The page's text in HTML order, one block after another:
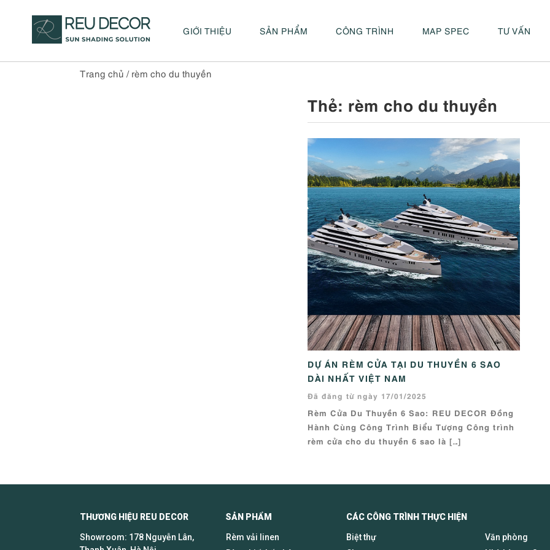
GIỚI THIỆU SẢN PHẨM CÔNG TRÌNH MAP SPEC TƯ VẤN
Trang chủ / rèm cho du thuyền
Thẻ: rèm cho du thuyền
DỰ ÁN RÈM CỬA TẠI DU THUYỀN 6 SAO
DÀI NHẤT VIỆT NAM
Đã đăng từ ngày 17/01/2025
Rèm Cửa Du Thuyền 6 Sao: REU DECOR Đồng
Hành Cùng Công Trình Biểu Tượng Công trình
rèm cửa cho du thuyền 6 sao là […]
THƯƠNG HIỆU REU DECOR SẢN PHẨM
Showroom: 178 Nguyễn Lân,
Rèm vải linen
CÁC CÔNG TRÌNH THỰC HIỆN
Biệt thự
Văn phòng